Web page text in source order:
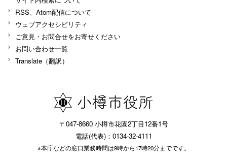
RSS、Atom配信について
ウェブアクセシビリティ
ご意見・お問合せをお寄せください
お問い合わせ一覧
Translate（翻訳）
〒047-8660 小樽市花園2丁目12番1号
電話(代表)：0134-32-4111
※本庁などの窓口業務時間は9時から17時20分までです。